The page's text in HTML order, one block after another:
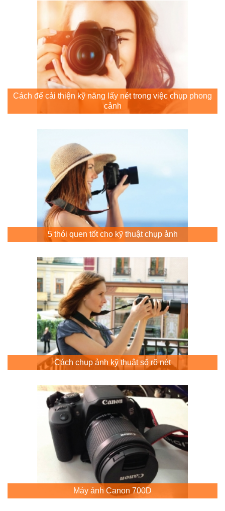
Cách để cải thiện kỹ năng lấy nét trong việc chụp phong
cảnh
5 thói quen tốt cho kỹ thuật chụp ảnh
Cách chụp ảnh kỹ thuật số rõ nét
Máy ảnh Canon 700D